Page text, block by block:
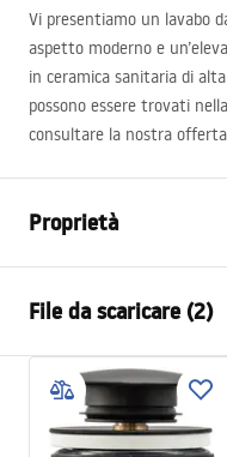
Vi presentiamo un lavabo
aspetto moderno e
in ceramica sanitaria di
possono essere trovati
consultare la nostra
Proprietà
Materiale
Colore
Finitura
Lunghezza
File da scaricare (2)
Istruzioni di
Basin.pdf